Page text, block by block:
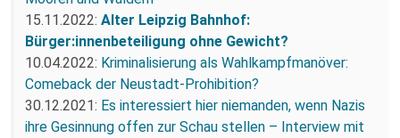
15.11.2022: Alter Leipzig Bahnhof:
Bürger:innenbeteiligung ohne Gewicht?
10.04.2022: Kriminalisierung als Wahlkampfmanöver:
Comeback der Neustadt-Prohibition?
30.12.2021: Es interessiert hier niemanden, wenn Nazis
ihre Gesinnung offen zur Schau stellen – Interview mit